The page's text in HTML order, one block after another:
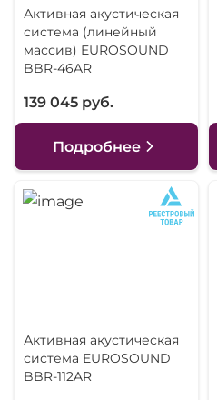
Активная акустическая
система (линейный
массив) EUROSOUND
BBR-46AR
139 045 руб.
Подробнее
Активная акустическая
система EUROSOUND
BBR-112AR